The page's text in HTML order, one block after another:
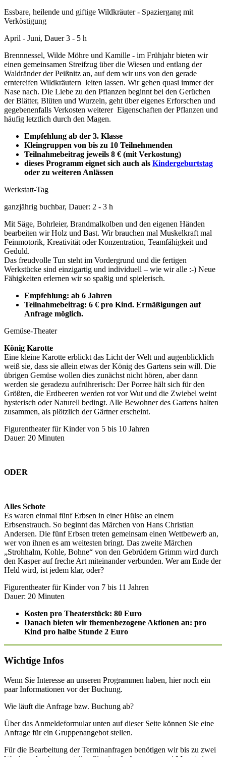
Essbare, heilende und giftige Wildkräuter - Spaziergang mit
Verköstigung
April - Juni, Dauer 3 - 5 h
Brennnessel, Wilde Möhre und Kamille - im Frühjahr bieten wir
einen gemeinsamen Streifzug über die Wiesen und entlang der
Waldränder der Peißnitz an, auf dem wir uns von den gerade
erntereifen Wildkräutern leiten lassen. Wir gehen quasi immer der
Nase nach. Die Liebe zu den Pflanzen beginnt bei den Gerüchen
der Blätter, Blüten und Wurzeln, geht über eigenes Erforschen und
gegebenenfalls Verkosten weiterer Eigenschaften der Pflanzen und
häufig letztlich durch den Magen.
Empfehlung ab der 3. Klasse
Kleingruppen von bis zu 10 Teilnehmenden
Teilnahmebeitrag jeweils 8 € (mit Verkostung)
dieses Programm eignet sich auch als Kindergeburtstag
oder zu weiteren Anlässen
Werkstatt-Tag
ganzjährig buchbar, Dauer: 2 - 3 h
Mit Säge, Bohrleier, Brandmalkolben und den eigenen Händen
bearbeiten wir Holz und Bast. Wir brauchen mal Muskelkraft mal
Feinmotorik, Kreativität oder Konzentration, Teamfähigkeit und
Geduld.
Das freudvolle Tun steht im Vordergrund und die fertigen
Werkstücke sind einzigartig und individuell – wie wir alle :-) Neue
Fähigkeiten erlernen wir so spaßig und spielerisch.
Empfehlung: ab 6 Jahren
Teilnahmebeitrag: 6 € pro Kind. Ermäßigungen auf
Anfrage möglich.
Gemüse-Theater
König Karotte
Eine kleine Karotte erblickt das Licht der Welt und augenblicklich
weiß sie, dass sie allein etwas der König des Gartens sein will. Die
übrigen Gemüse wollen dies zunächst nicht hören, aber dann
werden sie geradezu aufrührerisch: Der Porree hält sich für den
Größten, die Erdbeeren werden rot vor Wut und die Zwiebel weint
hysterisch oder Naturell bedingt. Alle Bewohner des Gartens halten
zusammen, als plötzlich der Gärtner erscheint.
Figurentheater für Kinder von 5 bis 10 Jahren
Dauer: 20 Minuten
ODER
Alles Schote
Es waren einmal fünf Erbsen in einer Hülse an einem
Erbsenstrauch. So beginnt das Märchen von Hans Christian
Andersen. Die fünf Erbsen treten gemeinsam einen Wettbewerb an,
wer von ihnen es am weitesten bringt. Das zweite Märchen
„Strohhalm, Kohle, Bohne“ von den Gebrüdern Grimm wird durch
den Kasper auf freche Art miteinander verbunden. Wer am Ende der
Held wird, ist jedem klar, oder?
Figurentheater für Kinder von 7 bis 11 Jahren
Dauer: 20 Minuten
Kosten pro Theaterstück: 80 Euro
Danach bieten wir themenbezogene Aktionen an: pro
Kind pro halbe Stunde 2 Euro
Wichtige Infos
Wenn Sie Interesse an unseren Programmen haben, hier noch ein
paar Informationen vor der Buchung.
Wie läuft die Anfrage bzw. Buchung ab?
Über das Anmeldeformular unten auf dieser Seite können Sie eine
Anfrage für ein Gruppenangebot stellen.
Für die Bearbeitung der Terminanfragen benötigen wir bis zu zwei